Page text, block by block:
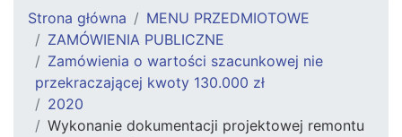
Strona główna
MENU PRZEDMIOTOWE
ZAMÓWIENIA PUBLICZNE
Zamówienia o wartości szacunkowej nie
przekraczającej kwoty 130.000 zł
2020
Wykonanie dokumentacji projektowej remontu